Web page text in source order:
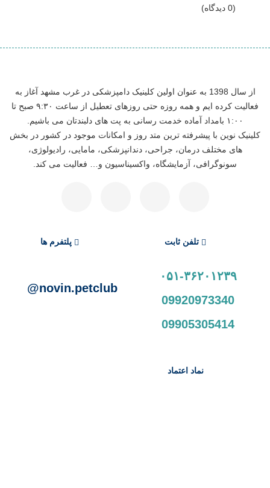
(0 دیدگاه)
از سال 1398 به عنوان اولین کلینیک دامپزشکی در غرب مشهد آغاز به
فعالیت کرده ایم و همه روزه حتی روزهای تعطیل از ساعت ۹:۳۰ صبح تا
۱:۰۰ بامداد آماده خدمت رسانی به پت های دلبندتان می باشیم.
کلینیک نوین با پیشرفته ترین متد روز و امکانات موجود در کشور در بخش
های مختلف درمان، جراحی، دندانپزشکی، مامایی، رادیولوژی،
سونوگرافی، آزمایشگاه، واکسیناسیون و… فعالیت می کند.
تلفن ثابت
۰۵۱-۳۶۲۰۱۲۳۹
09920973340
09905305414
پلتفرم ها
novin.petclub@
نماد اعتماد